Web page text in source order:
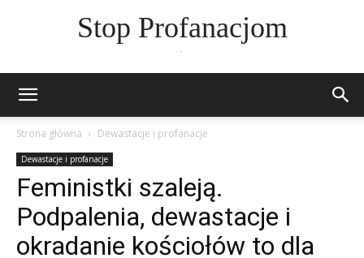
Stop Profanacjom
Strona główna Dewastacje i profanacje
Dewastacje i profanacje
Feministki szaleją.
Podpalenia, dewastacje i
okradanie kościołów to dla